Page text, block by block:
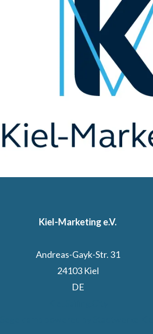
Kiel-Marketing e.V.
Andreas-Gayk-Str. 31
24103 Kiel
DE